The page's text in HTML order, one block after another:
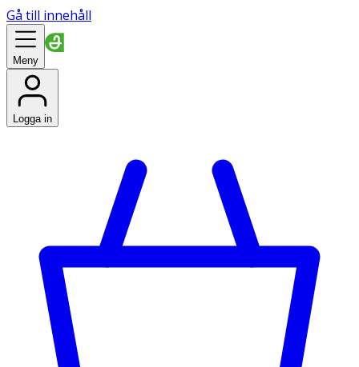
Gå till innehåll
Meny
Logga in